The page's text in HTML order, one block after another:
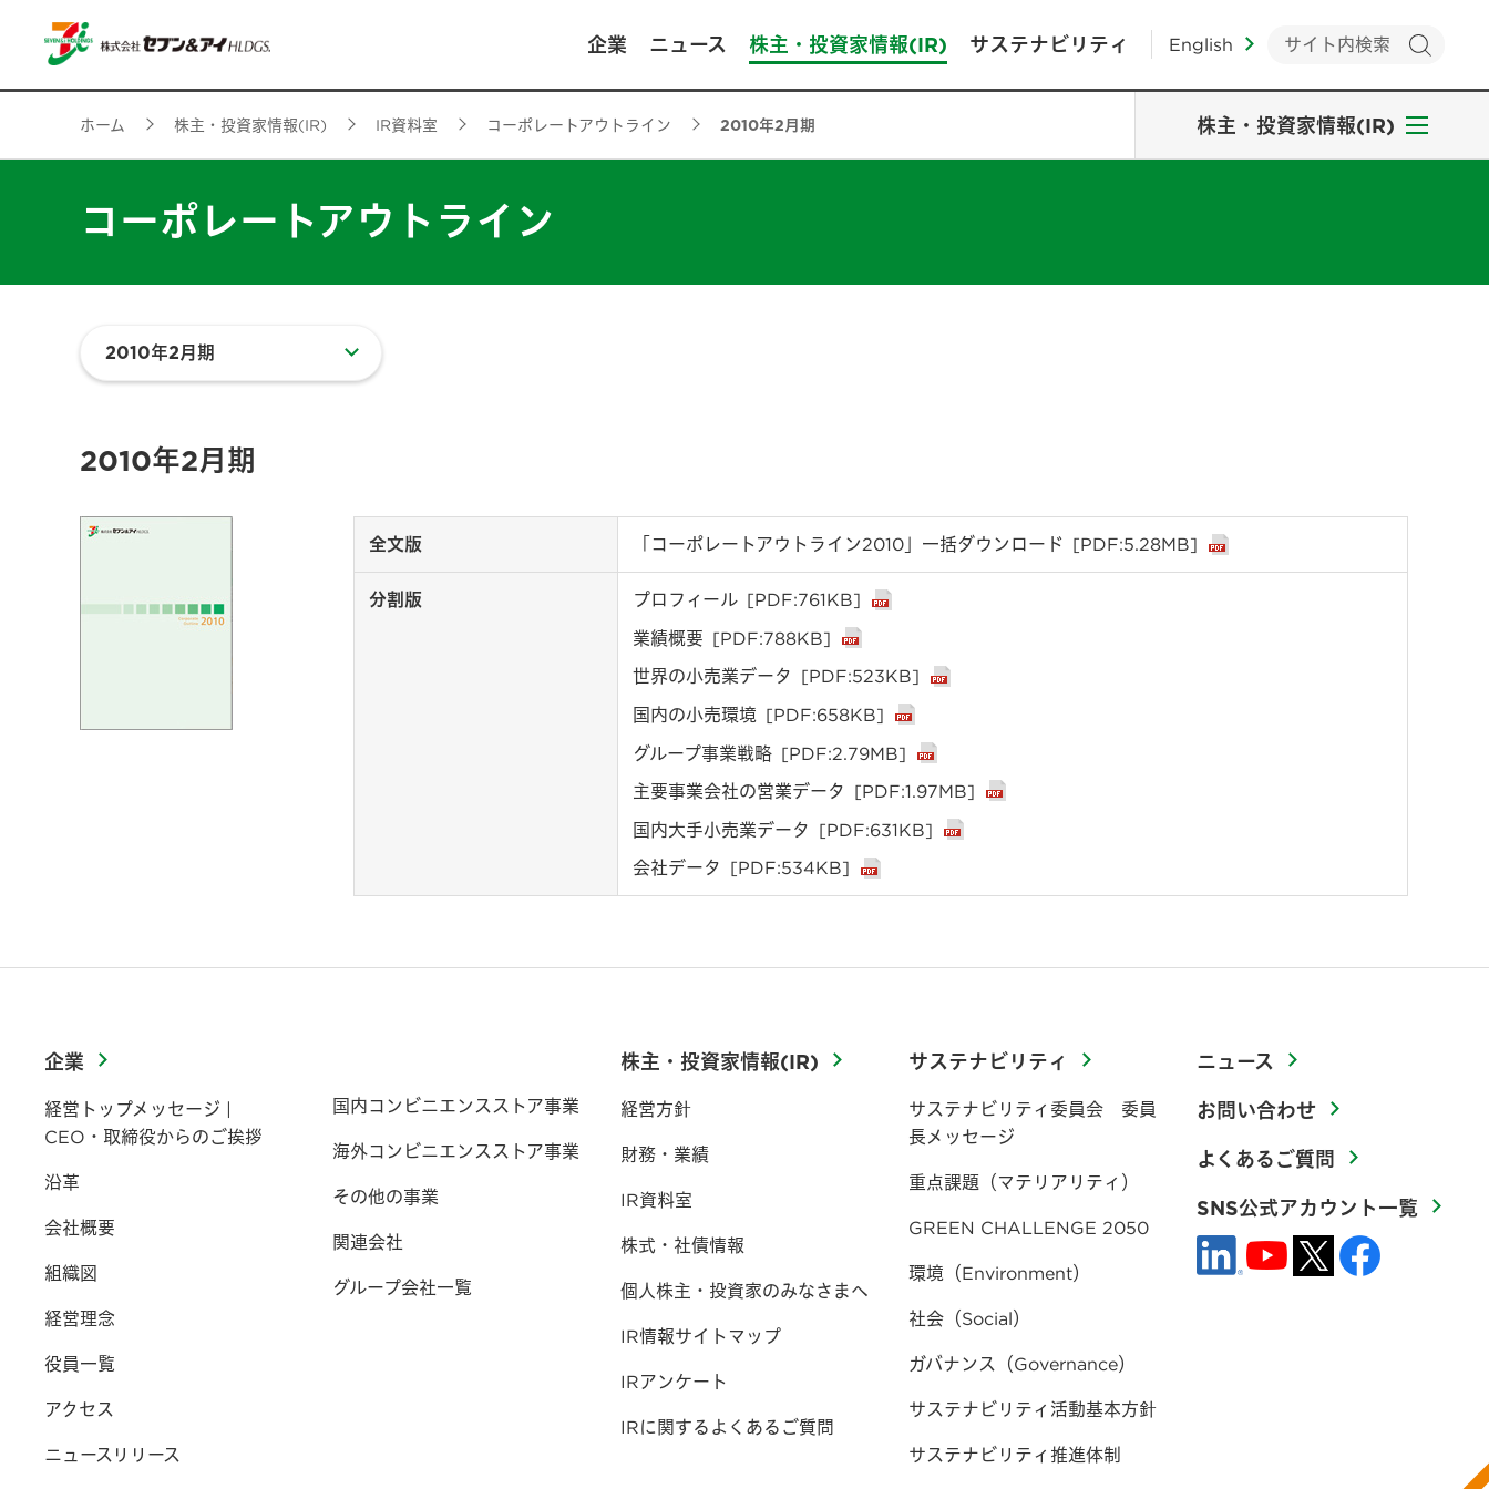
企業 ニュース 株主・投資家情報(IR) サステナビリティ English
ホーム 株主・投資家情報(IR) IR資料室 コーポレートアウトライン 2010年2月期 株主・投資家情報(IR)
コーポレートアウトライン
2010年2月期
全文版 「コーポレートアウトライン2010」一括ダウンロード [PDF:5.28MB]
分割版 プロフィール [PDF:761KB]
業績概要 [PDF:788KB]
世界の小売業データ [PDF:523KB]
国内の小売環境 [PDF:658KB]
グループ事業戦略 [PDF:2.79MB]
主要事業会社の営業データ [PDF:1.97MB]
国内大手小売業データ [PDF:631KB]
会社データ [PDF:534KB]
企業
経営トップメッセージ |
CEO・取締役からのご挨拶
沿革
会社概要
組織図
経営理念
役員一覧
アクセス
ニュースリリース
国内コンビニエンスストア事業
海外コンビニエンスストア事業
その他の事業
関連会社
グループ会社一覧
株主・投資家情報(IR)
経営方針
財務・業績
IR資料室
株式・社債情報
個人株主・投資家のみなさまへ
IR情報サイトマップ
IRアンケート
IRに関するよくあるご質問
サステナビリティ
サステナビリティ委員会 委員
長メッセージ
重点課題（マテリアリティ）
GREEN CHALLENGE 2050
環境（Environment）
社会（Social）
ガバナンス（Governance）
サステナビリティ活動基本方針
サステナビリティ推進体制
ニュース
お問い合わせ
よくあるご質問
SNS公式アカウント一覧